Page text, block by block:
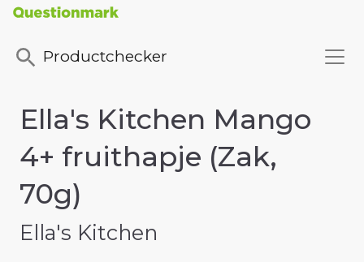
Productchecker
Ella's Kitchen Mango
4+ fruithapje (Zak,
70g)
Ella's Kitchen